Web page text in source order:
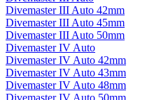
Divemaster III Auto 42mm
Divemaster III Auto 45mm
Divemaster III Auto 50mm
Divemaster IV Auto
Divemaster IV Auto 42mm
Divemaster IV Auto 43mm
Divemaster IV Auto 48mm
Divemaster IV Auto 50mm